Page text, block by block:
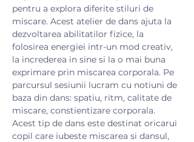
pentru a explora diferite stiluri de
miscare. Acest atelier de dans ajuta la
dezvoltarea abilitatilor fizice, la
folosirea energiei intr-un mod creativ,
la increderea in sine si la o mai buna
exprimare prin miscarea corporala. Pe
parcursul sesiunii lucram cu notiuni de
baza din dans: spatiu, ritm, calitate de
miscare, constientizare corporala.
Acest tip de dans este destinat oricarui
copil care iubeste miscarea si dansul,